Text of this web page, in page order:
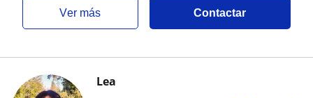
ver más Contactar
Lea